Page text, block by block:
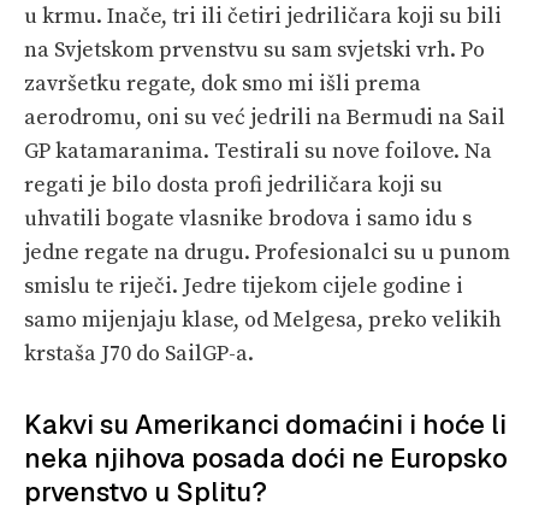
u krmu. Inače, tri ili četiri jedriličara koji su bili
na Svjetskom prvenstvu su sam svjetski vrh. Po
završetku regate, dok smo mi išli prema
aerodromu, oni su već jedrili na Bermudi na Sail
GP katamaranima. Testirali su nove foilove. Na
regati je bilo dosta profi jedriličara koji su
uhvatili bogate vlasnike brodova i samo idu s
jedne regate na drugu. Profesionalci su u punom
smislu te riječi. Jedre tijekom cijele godine i
samo mijenjaju klase, od Melgesa, preko velikih
krstaša J70 do SailGP-a.
Kakvi su Amerikanci domaćini i hoće li
neka njihova posada doći ne Europsko
prvenstvo u Splitu?